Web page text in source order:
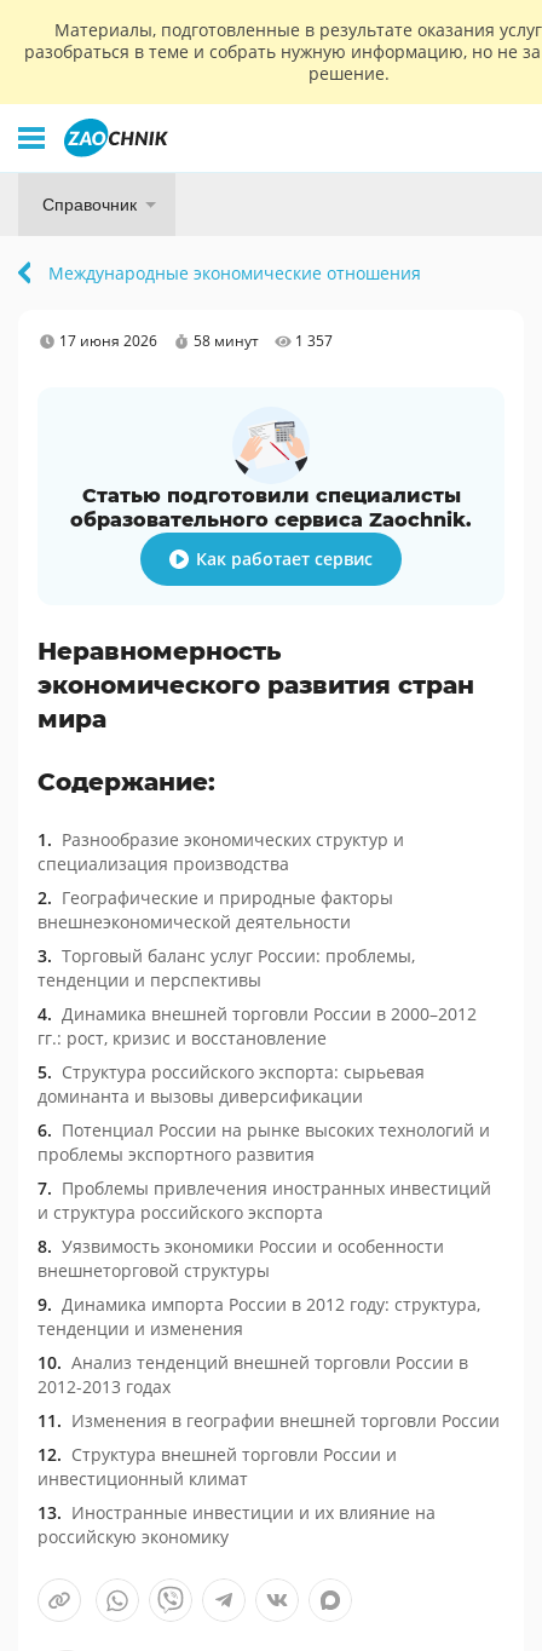
Материалы, подготовленные в результате оказания
разобраться в теме и собрать нужную информацию, но не
решение.
Справочник
Международные экономические отношения
17 июня 2026 58 минут 1 357
Статью подготовили специалисты
образовательного сервиса Zaochnik.
Как работает сервис
Неравномерность
экономического развития стран
мира
Содержание:
Разнообразие экономических структур и
специализация производства
Географические и природные факторы
внешнеэкономической деятельности
Торговый баланс услуг России: проблемы,
тенденции и перспективы
Динамика внешней торговли России в 2000–2012
гг.: рост, кризис и восстановление
Структура российского экспорта: сырьевая
доминанта и вызовы диверсификации
Потенциал России на рынке высоких технологий и
проблемы экспортного развития
Проблемы привлечения иностранных инвестиций
и структура российского экспорта
Уязвимость экономики России и особенности
внешнеторговой структуры
Динамика импорта России в 2012 году: структура,
тенденции и изменения
Анализ тенденций внешней торговли России в
2012-2013 годах
Изменения в географии внешней торговли России
Структура внешней торговли России и
инвестиционный климат
Иностранные инвестиции и их влияние на
российскую экономику